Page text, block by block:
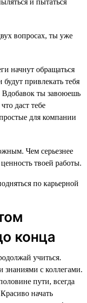
вопросах, ты уже
начнут обращаться
привлекать тебя
ты завоюешь
даст тебе
для компании
Чем серьезнее
твоей работы.
конца
учиться.
с коллегами.
пути, всегда
начать